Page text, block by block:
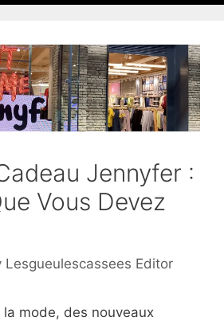
Jennyfer :
Vous Devez
Lesgueulescassees Editor
mode, des nouveaux